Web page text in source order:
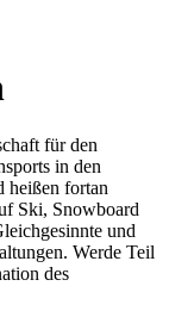
für den
in den
heißen fortan
Ski, Snowboard
und
Werde Teil
des